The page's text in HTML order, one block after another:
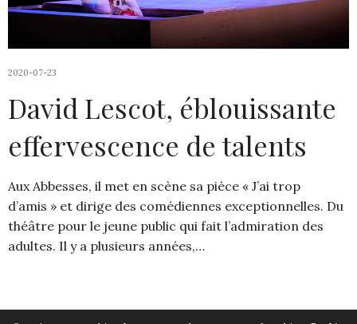
2020-07-23
David Lescot, éblouissante
effervescence de talents
Aux Abbesses, il met en scène sa pièce « J’ai trop
d’amis » et dirige des comédiennes exceptionnelles. Du
théâtre pour le jeune public qui fait l’admiration des
adultes. Il y a plusieurs années,…